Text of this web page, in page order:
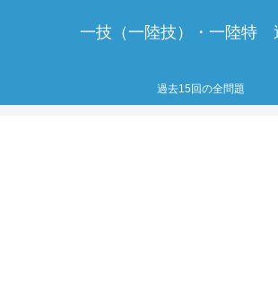
一技（一陸技）・一陸特
過去15回の全問題